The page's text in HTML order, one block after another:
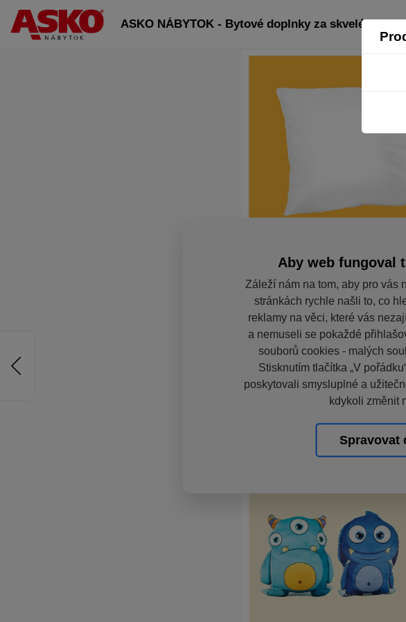
ASKO NÁBYTOK - Bytové doplnky za skvelé ceny
Aby web fungoval
Záleží nám na tom, aby pro vás
stránkách rychle našli to, co
reklamy na věci, které vás
a nemuseli se pokaždé
souborů cookies - malých
Stisknutím tlačítka „V
poskytovali smysluplné a
kdykoli změnit
Spravovat